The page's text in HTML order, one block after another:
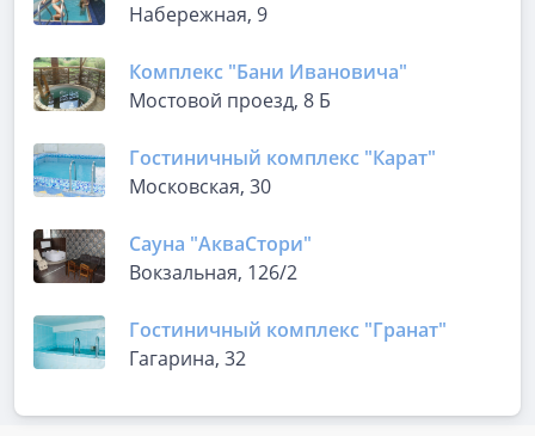
Набережная, 9
Комплекс "Бани Ивановича"
Мостовой проезд, 8 Б
Гостиничный комплекс "Карат"
Московская, 30
Сауна "АкваСтори"
Вокзальная, 126/2
Гостиничный комплекс "Гранат"
Гагарина, 32